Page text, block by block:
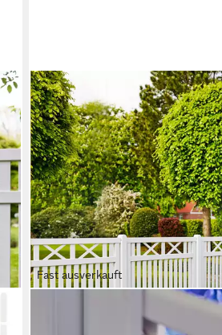
Fast ausverkauft
Gartenzaun Vinesse, (Set), Höhe: